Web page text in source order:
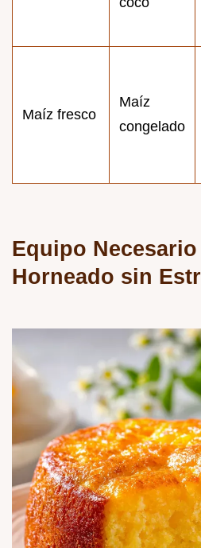
Maíz fresco
Maíz
congelado
Equipo
Horneado sin